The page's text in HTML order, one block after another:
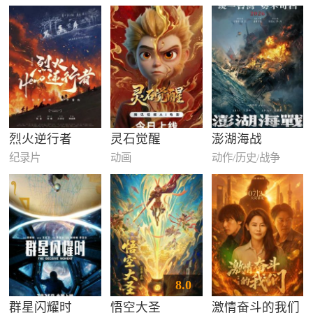
烈火逆行者
纪录片
灵石觉醒
动画
澎湖海战
动作/历史/战争
群星闪耀时
8.0
悟空大圣
激情奋斗的我们